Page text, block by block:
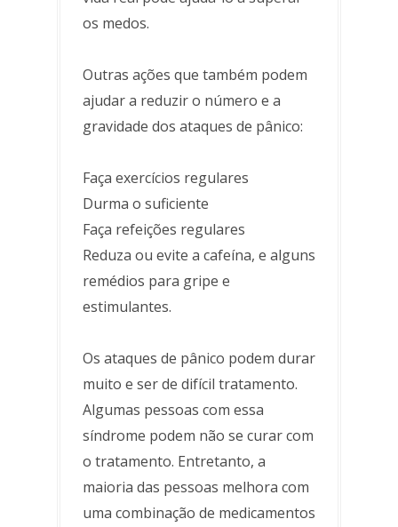
os medos.
Outras ações que também podem
ajudar a reduzir o número e a
gravidade dos ataques de pânico:
Faça exercícios regulares
Durma o suficiente
Faça refeições regulares
Reduza ou evite a cafeína, e alguns
remédios para gripe e
estimulantes.
Os ataques de pânico podem durar
muito e ser de difícil tratamento.
Algumas pessoas com essa
síndrome podem não se curar com
o tratamento. Entretanto, a
maioria das pessoas melhora com
uma combinação de medicamentos